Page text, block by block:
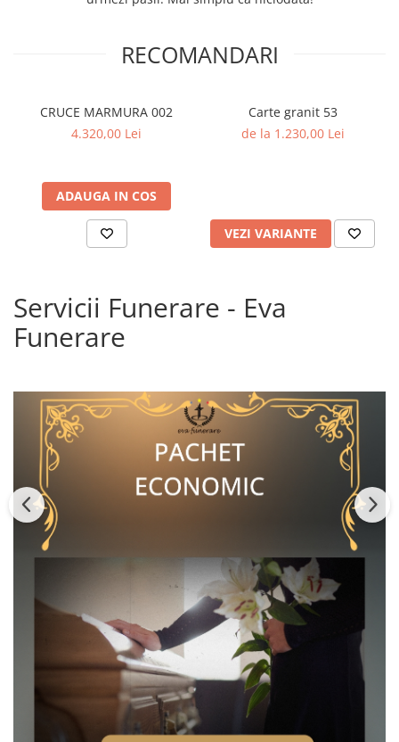
RECOMANDARI
CRUCE MARMURA 002
4.320,00 Lei
ADAUGA IN COS
Carte granit 53
de la 1.230,00 Lei
VEZI VARIANTE
Servicii Funerare - Eva
Funerare